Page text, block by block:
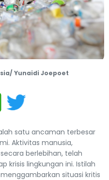
Yunaidi Joepoet
satu ancaman terbesar
Aktivitas manusia,
berlebihan, telah
krisis lingkungan ini. Istilah
situasi kritis